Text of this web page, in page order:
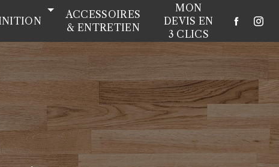
ACCESSOIRES
& ENTRETIEN
MON
DEVIS EN
3 CLICS